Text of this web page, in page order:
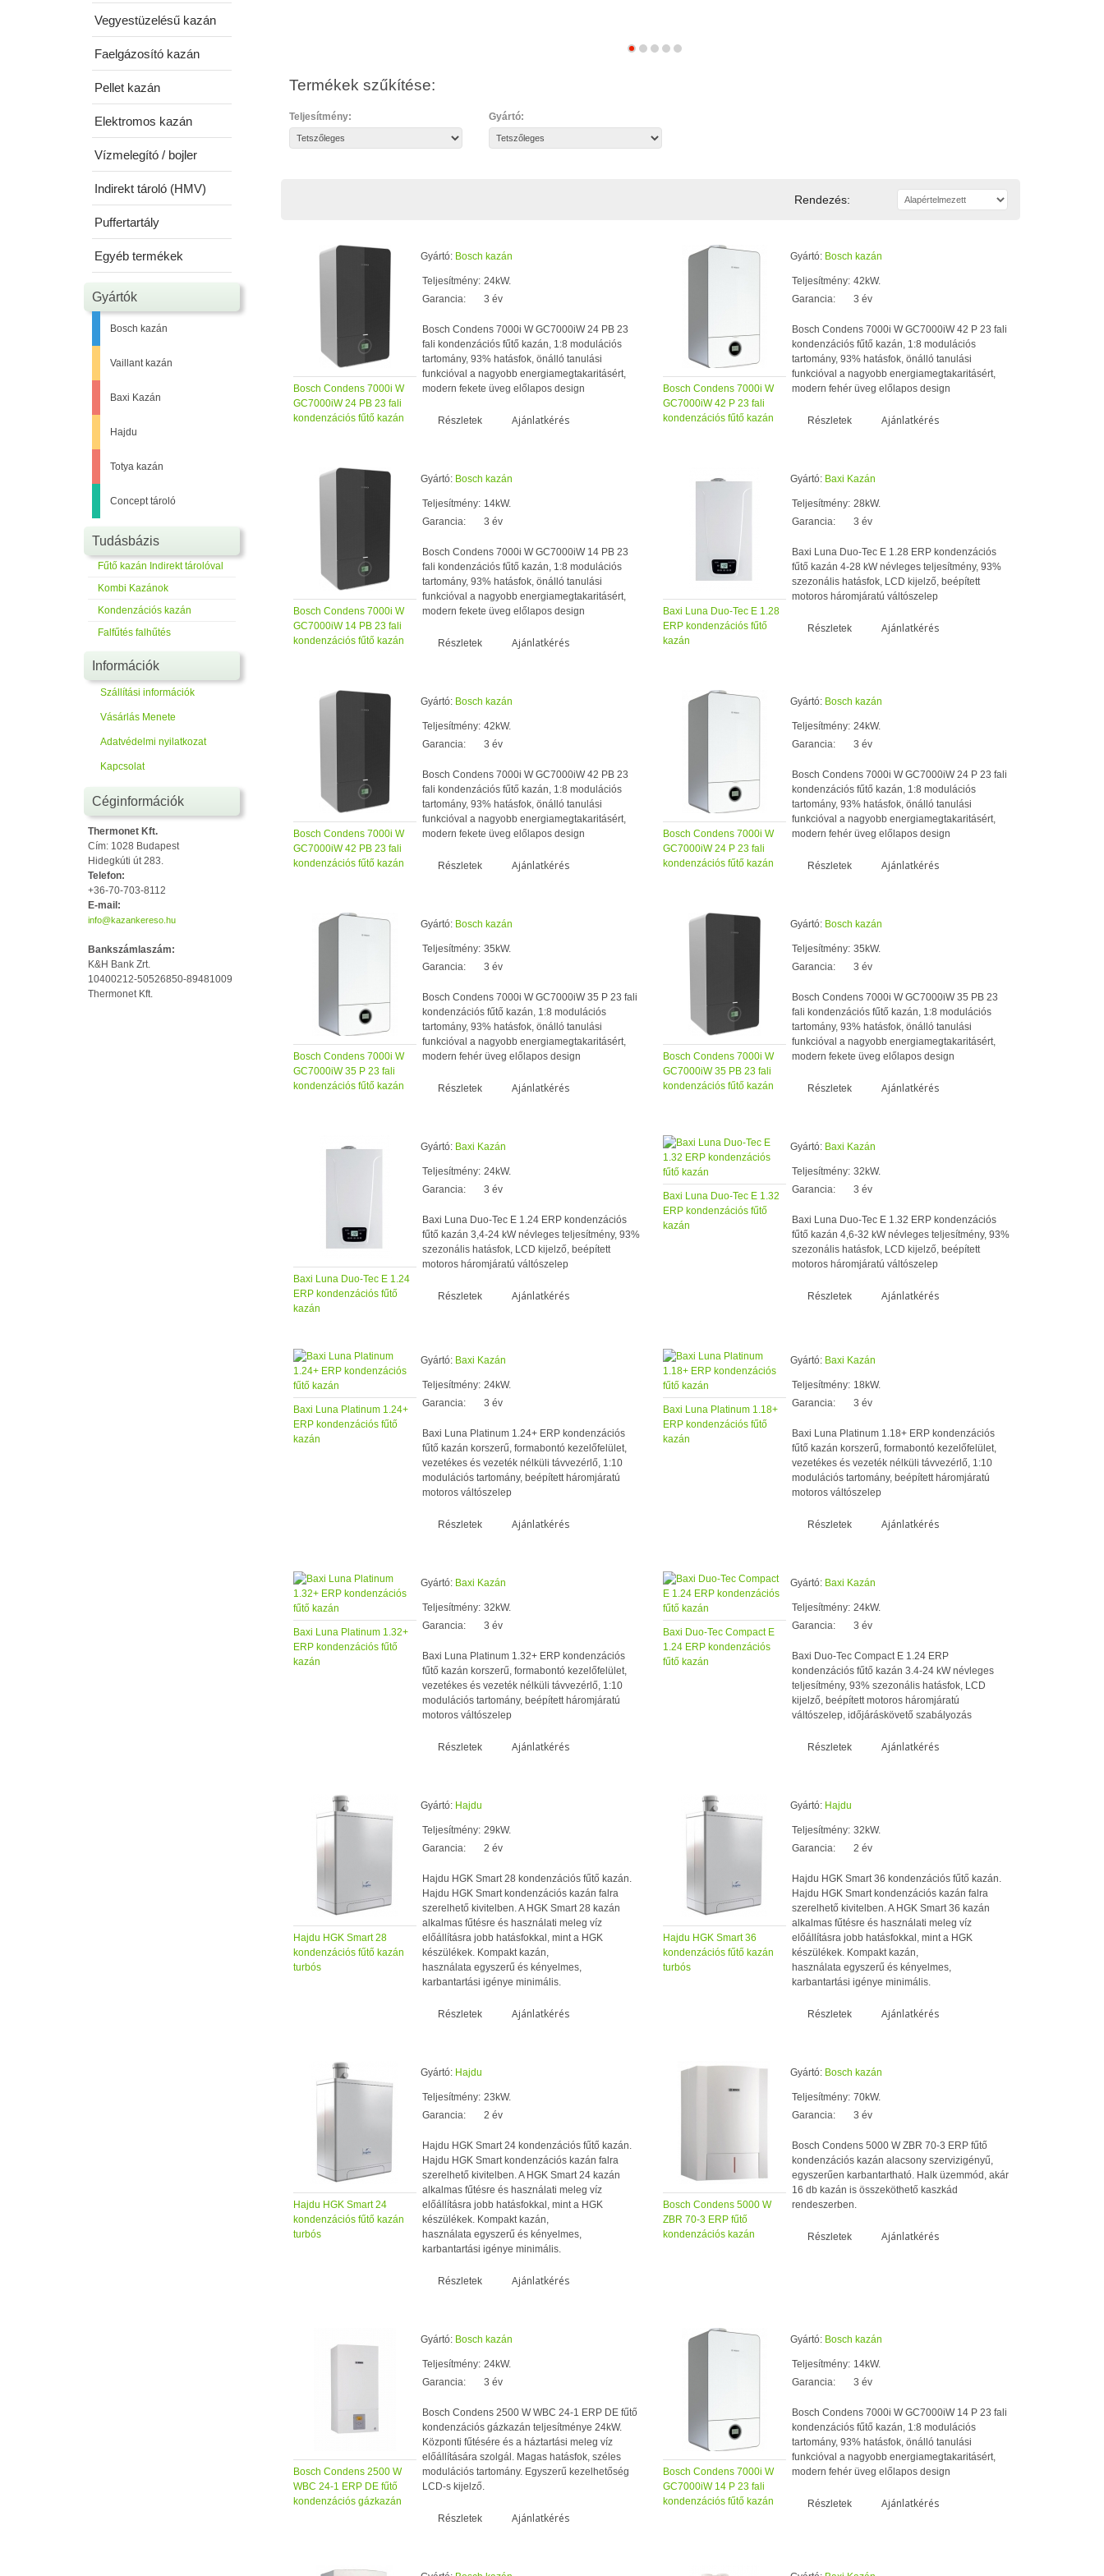
Termékek szűkítése:
Teljesítmény: Gyártó:
Rendezés:
Bosch Condens 7000i W
GC7000iW 24 PB 23 fali
kondenzációs fűtő kazán
Gyártó: Bosch kazán
Teljesítmény: 24kW.
Garancia:
3 év
Bosch Condens 7000i W GC7000iW 24 PB 23
fali kondenzációs fűtő kazán, 1:8 modulációs
tartomány, 93% hatásfok, önálló tanulási
funkcióval a nagyobb energiamegtakaritásért,
modern fekete üveg előlapos design
Részletek Ajánlatkérés
Bosch Condens 7000i W
GC7000iW 42 P 23 fali
kondenzációs fűtő kazán
Gyártó: Bosch kazán
Teljesítmény: 42kW.
Garancia:
3 év
Bosch Condens 7000i W GC7000iW 42 P 23 fali
kondenzációs fűtő kazán, 1:8 modulációs
tartomány, 93% hatásfok, önálló tanulási
funkcióval a nagyobb energiamegtakaritásért,
modern fehér üveg előlapos design
Részletek Ajánlatkérés
Bosch Condens 7000i W
GC7000iW 14 PB 23 fali
kondenzációs fűtő kazán
Gyártó: Bosch kazán
Teljesítmény: 14kW.
Garancia:
3 év
Bosch Condens 7000i W GC7000iW 14 PB 23
fali kondenzációs fűtő kazán, 1:8 modulációs
tartomány, 93% hatásfok, önálló tanulási
funkcióval a nagyobb energiamegtakaritásért,
modern fekete üveg előlapos design
Részletek Ajánlatkérés
Baxi Luna Duo-Tec E 1.28
ERP kondenzációs fűtő
kazán
Gyártó: Baxi Kazán
Teljesítmény: 28kW.
Garancia:
3 év
Baxi Luna Duo-Tec E 1.28 ERP kondenzációs
fűtő kazán 4-28 kW névleges teljesítmény, 93%
szezonális hatásfok, LCD kijelző, beépített
motoros háromjáratú váltószelep
Részletek Ajánlatkérés
Bosch Condens 7000i W
GC7000iW 42 PB 23 fali
kondenzációs fűtő kazán
Gyártó: Bosch kazán
Teljesítmény: 42kW.
Garancia:
3 év
Bosch Condens 7000i W GC7000iW 42 PB 23
fali kondenzációs fűtő kazán, 1:8 modulációs
tartomány, 93% hatásfok, önálló tanulási
funkcióval a nagyobb energiamegtakaritásért,
modern fekete üveg előlapos design
Részletek Ajánlatkérés
Bosch Condens 7000i W
GC7000iW 24 P 23 fali
kondenzációs fűtő kazán
Gyártó: Bosch kazán
Teljesítmény: 24kW.
Garancia:
3 év
Bosch Condens 7000i W GC7000iW 24 P 23 fali
kondenzációs fűtő kazán, 1:8 modulációs
tartomány, 93% hatásfok, önálló tanulási
funkcióval a nagyobb energiamegtakaritásért,
modern fehér üveg előlapos design
Részletek Ajánlatkérés
Bosch Condens 7000i W
GC7000iW 35 P 23 fali
kondenzációs fűtő kazán
Gyártó: Bosch kazán
Teljesítmény: 35kW.
Garancia:
3 év
Bosch Condens 7000i W GC7000iW 35 P 23 fali
kondenzációs fűtő kazán, 1:8 modulációs
tartomány, 93% hatásfok, önálló tanulási
funkcióval a nagyobb energiamegtakaritásért,
modern fehér üveg előlapos design
Részletek Ajánlatkérés
Bosch Condens 7000i W
GC7000iW 35 PB 23 fali
kondenzációs fűtő kazán
Gyártó: Bosch kazán
Teljesítmény: 35kW.
Garancia:
3 év
Bosch Condens 7000i W GC7000iW 35 PB 23
fali kondenzációs fűtő kazán, 1:8 modulációs
tartomány, 93% hatásfok, önálló tanulási
funkcióval a nagyobb energiamegtakaritásért,
modern fekete üveg előlapos design
Részletek Ajánlatkérés
Baxi Luna Duo-Tec E 1.24
ERP kondenzációs fűtő
kazán
Gyártó: Baxi Kazán
Teljesítmény: 24kW.
Garancia:
3 év
Baxi Luna Duo-Tec E 1.24 ERP kondenzációs
fűtő kazán 3,4-24 kW névleges teljesítmény, 93%
szezonális hatásfok, LCD kijelző, beépített
motoros háromjáratú váltószelep
Részletek Ajánlatkérés
Baxi Luna Duo-Tec E 1.32
ERP kondenzációs fűtő
kazán
Gyártó: Baxi Kazán
Teljesítmény: 32kW.
Garancia:
3 év
Baxi Luna Duo-Tec E 1.32 ERP kondenzációs
fűtő kazán 4,6-32 kW névleges teljesítmény, 93%
szezonális hatásfok, LCD kijelző, beépített
motoros háromjáratú váltószelep
Részletek Ajánlatkérés
Baxi Luna Platinum 1.24+
ERP kondenzációs fűtő
kazán
Gyártó: Baxi Kazán
Teljesítmény: 24kW.
Garancia:
3 év
Baxi Luna Platinum 1.24+ ERP kondenzációs
fűtő kazán korszerű, formabontó kezelőfelület,
vezetékes és vezeték nélküli távvezérlő, 1:10
modulációs tartomány, beépített háromjáratú
motoros váltószelep
Részletek Ajánlatkérés
Baxi Luna Platinum 1.18+
ERP kondenzációs fűtő
kazán
Gyártó: Baxi Kazán
Teljesítmény: 18kW.
Garancia:
3 év
Baxi Luna Platinum 1.18+ ERP kondenzációs
fűtő kazán korszerű, formabontó kezelőfelület,
vezetékes és vezeték nélküli távvezérlő, 1:10
modulációs tartomány, beépített háromjáratú
motoros váltószelep
Részletek Ajánlatkérés
Baxi Luna Platinum 1.32+
ERP kondenzációs fűtő
kazán
Gyártó: Baxi Kazán
Teljesítmény: 32kW.
Garancia:
3 év
Baxi Luna Platinum 1.32+ ERP kondenzációs
fűtő kazán korszerű, formabontó kezelőfelület,
vezetékes és vezeték nélküli távvezérlő, 1:10
modulációs tartomány, beépített háromjáratú
motoros váltószelep
Részletek Ajánlatkérés
Baxi Duo-Tec Compact E
1.24 ERP kondenzációs
fűtő kazán
Gyártó: Baxi Kazán
Teljesítmény: 24kW.
Garancia:
3 év
Baxi Duo-Tec Compact E 1.24 ERP
kondenzációs fűtő kazán 3.4-24 kW névleges
teljesítmény, 93% szezonális hatásfok, LCD
kijelző, beépített motoros háromjáratú
váltószelep, időjáráskövető szabályozás
Részletek Ajánlatkérés
Hajdu HGK Smart 28
kondenzációs fűtő kazán
turbós
Gyártó: Hajdu
Teljesítmény: 29kW.
Garancia:
2 év
Hajdu HGK Smart 28 kondenzációs fűtő kazán.
Hajdu HGK Smart kondenzációs kazán falra
szerelhető kivitelben. A HGK Smart 28 kazán
alkalmas fűtésre és használati meleg víz
előállításra jobb hatásfokkal, mint a HGK
készülékek. Kompakt kazán,
használata egyszerű és kényelmes,
karbantartási igénye minimális.
Részletek Ajánlatkérés
Hajdu HGK Smart 36
kondenzációs fűtő kazán
turbós
Gyártó: Hajdu
Teljesítmény: 32kW.
Garancia:
2 év
Hajdu HGK Smart 36 kondenzációs fűtő kazán.
Hajdu HGK Smart kondenzációs kazán falra
szerelhető kivitelben. A HGK Smart 36 kazán
alkalmas fűtésre és használati meleg víz
előállításra jobb hatásfokkal, mint a HGK
készülékek. Kompakt kazán,
használata egyszerű és kényelmes,
karbantartási igénye minimális.
Részletek Ajánlatkérés
Hajdu HGK Smart 24
kondenzációs fűtő kazán
turbós
Gyártó: Hajdu
Teljesítmény: 23kW.
Garancia:
2 év
Hajdu HGK Smart 24 kondenzációs fűtő kazán.
Hajdu HGK Smart kondenzációs kazán falra
szerelhető kivitelben. A HGK Smart 24 kazán
alkalmas fűtésre és használati meleg víz
előállításra jobb hatásfokkal, mint a HGK
készülékek. Kompakt kazán,
használata egyszerű és kényelmes,
karbantartási igénye minimális.
Részletek Ajánlatkérés
Bosch Condens 5000 W
ZBR 70-3 ERP fűtő
kondenzációs kazán
Gyártó: Bosch kazán
Teljesítmény: 70kW.
Garancia:
3 év
Bosch Condens 5000 W ZBR 70-3 ERP fűtő
kondenzációs kazán alacsony szervizigényű,
egyszerűen karbantartható. Halk üzemmód, akár
16 db kazán is összeköthető kaszkád
rendeszerben.
Részletek Ajánlatkérés
Bosch Condens 2500 W
WBC 24-1 ERP DE fűtő
kondenzációs gázkazán
Gyártó: Bosch kazán
Teljesítmény: 24kW.
Garancia:
3 év
Bosch Condens 2500 W WBC 24-1 ERP DE fűtő
kondenzációs gázkazán teljesítménye 24kW.
Központi fűtésére és a háztartási meleg víz
előállítására szolgál. Magas hatásfok, széles
modulációs tartomány. Egyszerű kezelhetőség
LCD-s kijelző.
Részletek Ajánlatkérés
Bosch Condens 7000i W
GC7000iW 14 P 23 fali
kondenzációs fűtő kazán
Gyártó: Bosch kazán
Teljesítmény: 14kW.
Garancia:
3 év
Bosch Condens 7000i W GC7000iW 14 P 23 fali
kondenzációs fűtő kazán, 1:8 modulációs
tartomány, 93% hatásfok, önálló tanulási
funkcióval a nagyobb energiamegtakaritásért,
modern fehér üveg előlapos design
Részletek Ajánlatkérés
Vegyestüzelésű kazán
Faelgázosító kazán
Pellet kazán
Elektromos kazán
Vízmelegító / bojler
Indirekt tároló (HMV)
Puffertartály
Egyéb termékek
Gyártók
Bosch kazán
Vaillant kazán
Baxi Kazán
Hajdu
Totya kazán
Concept tároló
Tudásbázis
Fűtő kazán Indirekt tárolóval
Kombi Kazánok
Kondenzációs kazán
Falfűtés falhűtés
Információk
Szállítási információk
Vásárlás Menete
Adatvédelmi nyilatkozat
Kapcsolat
Céginformációk
Thermonet Kft.
Cím: 1028 Budapest
Hidegkúti út 283.
Telefon:
+36-70-703-8112
E-mail:
info@kazankereso.hu
Bankszámlaszám:
K&H Bank Zrt.
10400212-50526850-89481009
Thermonet Kft.